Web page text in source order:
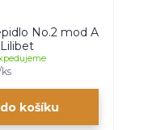
No.2 mod A
ks
košíku